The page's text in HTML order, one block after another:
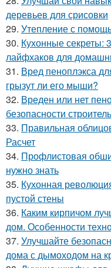
деревьев для срисовки
29. Утепление с
30. Кухонные секреты:
лайфхаков для
31. Вред пеноплэкса
грызут ли его мыши?
32. Вреден или нет
безопасности
33. Правильная
Расчет
34. Профлистовая
нужно знать
35. Кухонная
пустой стены
36. Каким кирпичом
дом. Особенности
37. Улучшайте
дома с дымоходом на